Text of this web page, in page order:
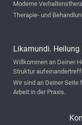
Moderne
Therapie- und
Likamundi.
Willkommen an Deiner
Struktur
Wir sind an Deiner
Arbeit in der Praxis.